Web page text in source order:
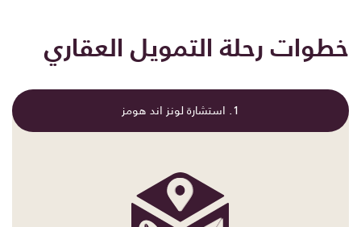
خطوات رحلة التمويل العقاري
1. استشارة لونز اند هومز